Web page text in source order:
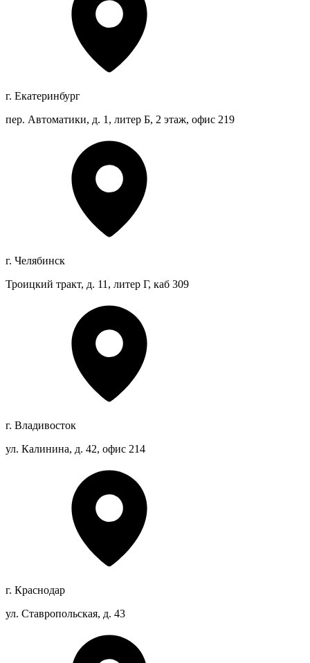
г. Екатеринбург
пер. Автоматики, д. 1, литер Б, 2 этаж, офис 219
г. Челябинск
Троицкий тракт, д. 11, литер Г, каб 309
г. Владивосток
ул. Калинина, д. 42, офис 214
г. Краснодар
ул. Ставропольская, д. 43